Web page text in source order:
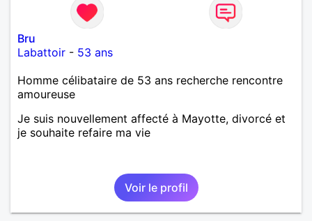
Bru
Labattoir - 53 ans
Homme célibataire de 53 ans recherche rencontre
amoureuse
Je suis nouvellement affecté à Mayotte, divorcé et
je souhaite refaire ma vie
Voir le profil